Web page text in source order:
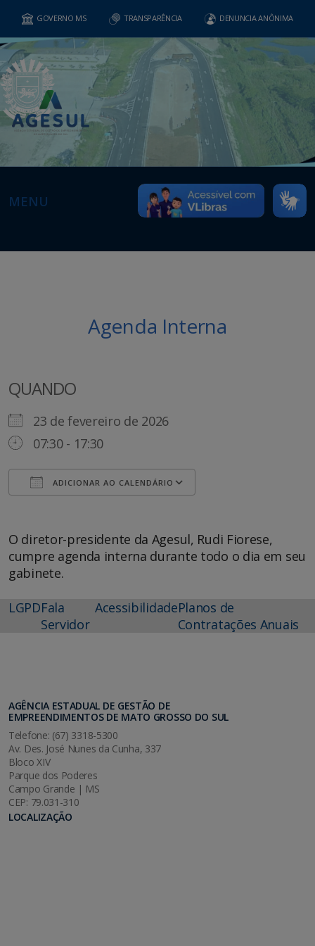
GOVERNO MS TRANSPARÊNCIA DENUNCIA ANÔNIMA
MENU
Agenda Interna
QUANDO
23 de fevereiro de 2026
07:30 - 17:30
ADICIONAR AO CALENDÁRIO
O diretor-presidente da Agesul, Rudi Fiorese,
cumpre agenda interna durante todo o dia em seu
gabinete.
LGPDFala
Servidor
AcessibilidadePlanos de
Contratações Anuais
AGÊNCIA ESTADUAL DE GESTÃO DE
EMPREENDIMENTOS DE MATO GROSSO DO SUL
Telefone: (67) 3318-5300
Av. Des. José Nunes da Cunha, 337
Bloco XIV
Parque dos Poderes
Campo Grande | MS
CEP: 79.031-310
LOCALIZAÇÃO